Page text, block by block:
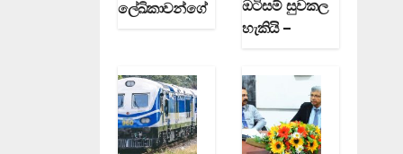
ලේඛිකාවන්ගේ
රචිත නවක
ග්‍රන්ථ දෙකක්
(video)
ඔටිසම් සුවකල
හැකියි –
ප්‍රේමකුමාර
වෙදමහතා
(video)